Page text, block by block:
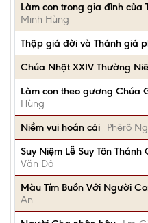
Làm con trong gia đình của
Minh Hùng
Thập giá đời và Thánh giá
Chúa Nhật XXIV Thường
Làm con theo gương Chúa
Hùng
Niềm vui hoán cải
Phêrô
Suy Niệm Lễ Suy Tôn Thánh
Văn Độ
Màu Tím Buồn Với Người
An